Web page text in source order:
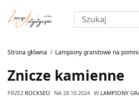
Strona główna Lampiony granitowe na
Znicze kamienne
PRZEZ ROCKSEO NA 28.10.2024 W LAMPIONY